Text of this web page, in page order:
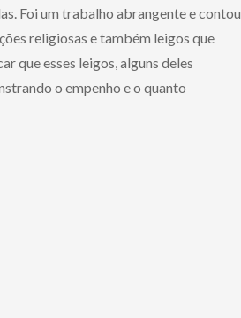
Foi um trabalho abrangente e contou
religiosas e também leigos que
que esses leigos, alguns deles
o empenho e o quanto